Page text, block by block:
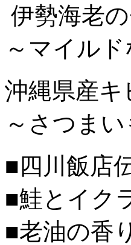
伊勢海老
～マイル
沖縄県産
～さつま
■四川飯店
■鮭とイク
■老油の香